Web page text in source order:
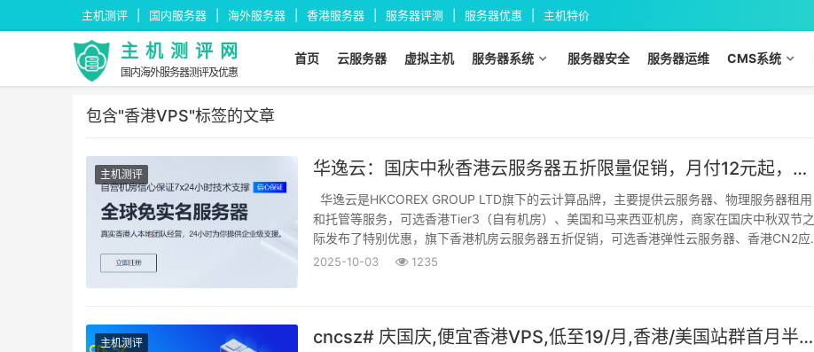
主机测评 国内服务器 海外服务器 香港服务器 服务器评测 服务器优惠 主机特价
主机测评网
国内海外服务器测评及优惠
首页 云服务器 虚拟主机 服务器系统 服务器安全 服务器运维 CMS系统
包含"香港VPS"标签的文章
主机测评 华逸云：国庆中秋香港云服务器五折限量促销，月付12元起，可选CN2GIA/BGP/高防等线路，自营机房
华逸云是HKCOREX GROUP LTD旗下的云计算品牌，主要提供云服务器、物理服务器租用
和托管等服务，可选香港Tier3（自有机房）、美国和马来西亚机房，商家在国庆中秋双节之
际发布了特别优惠，旗下香港机房云服务器五折促销，可选香港弹性云服务器、香港CN2应
用云服务器、香港BGP应用云服务器和香港...
2025-10-03 1235
主机测评 cncsz# 庆国庆,便宜香港VPS,低至19/月,香港/美国站群首月半价,e52670*2 32g 1tssd 8c 699/月，物理机双e5固态盘399/月起